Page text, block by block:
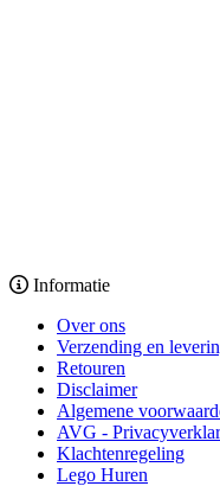
Informatie
Over ons
Verzending en
Retouren
Disclaimer
Algemene
AVG -
Klachtenregeling
Lego Huren